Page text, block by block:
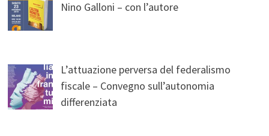
Nino Galloni – con l’autore
L’attuazione perversa del federalismo
fiscale – Convegno sull’autonomia
differenziata